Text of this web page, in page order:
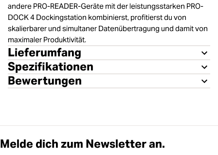
andere PRO-READER-Geräte mit der leistungsstarken PRO-
DOCK 4 Dockingstation kombinierst, profitierst du von
skalierbarer und simultaner Datenübertragung und damit von
maximaler Produktivität.
Lieferumfang
Spezifikationen
Bewertungen
Melde dich zum Newsletter an.